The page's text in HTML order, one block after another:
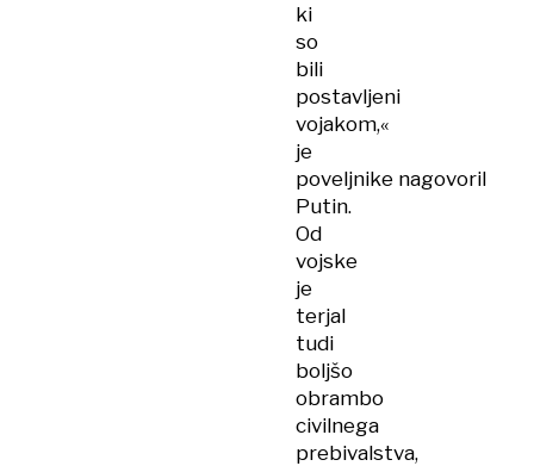
ki
so
bili
postavljeni
vojakom,«
je
poveljnike nagovoril
Putin.
Od
vojske
je
terjal
tudi
boljšo
obrambo
civilnega
prebivalstva,